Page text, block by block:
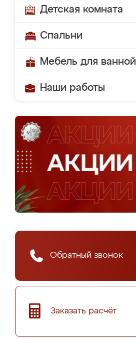
Детская комната
Спальни
Мебель для ванной
Наши работы
Обратный звонок
Заказать расчёт